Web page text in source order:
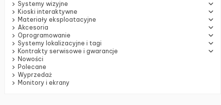
Systemy wizyjne
Kioski interaktywne
Materiały eksploatacyjne
Akcesoria
Oprogramowanie
Systemy lokalizacyjne i tagi
Kontrakty serwisowe i gwarancje
Nowości
Polecane
Wyprzedaż
Monitory i ekrany